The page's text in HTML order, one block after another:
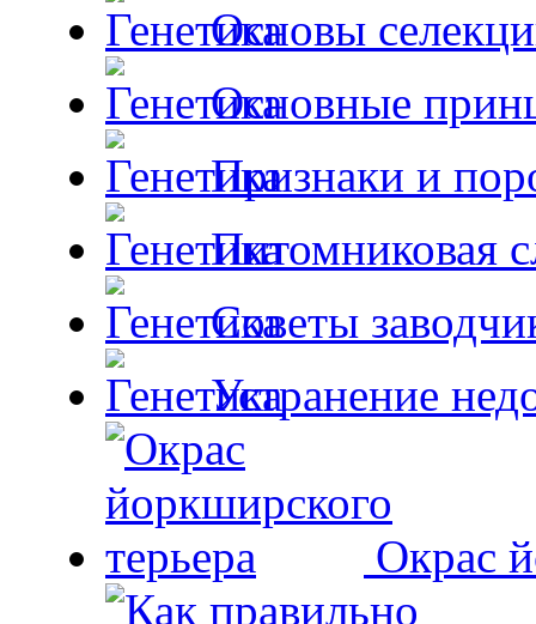
Основы
Основные
Признаки и
Питомниковая
Советы
Устранение
Окрас